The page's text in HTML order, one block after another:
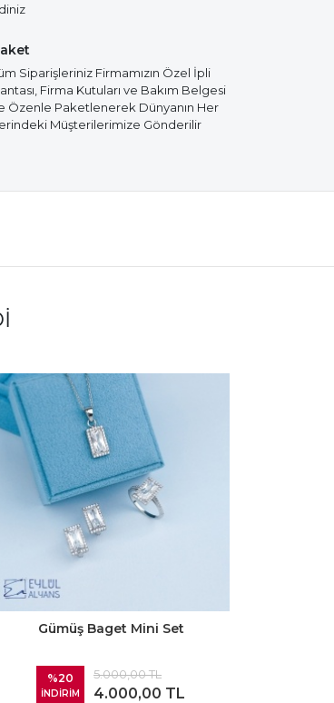
Siparişleriniz Firmamızın Özel İpli
Firma Kutuları ve Bakım Belgesi
Özenle Paketlenerek Dünyanın Her
Müşterilerimize Gönderilir
Gümüş Baget Mini Set
%20
İNDİRİM
5.000,00 TL
4.000,00 TL